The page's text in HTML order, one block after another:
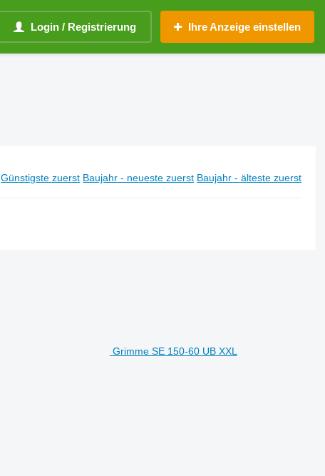
Login / Registrierung Ihre Anzeige einstellen
Günstigste zuerst Baujahr - neueste zuerst Baujahr - älteste zuerst
Grimme SE 150-60 UB XXL